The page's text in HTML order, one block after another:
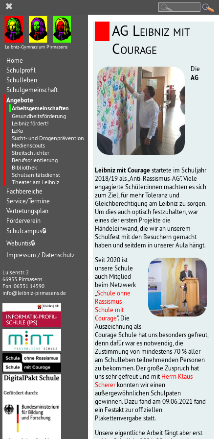
Leibniz-Gymnasium Pirmasens
Home
Schulprofil
Schulleben
Schulgemeinschaft
Angebote
Arbeitsgemeinschaften
Gesundheitsförderung
Leibniz fördert!
LeKo
Sucht- und Drogenprävention
Medienscouts
Streitschlichter
Berufsorientierung
Bibliothek
Schulsanitätsdienst
Theater am Leibniz
Fachbereiche
Service/Termine
Vertretungsplan
Förderverein
Schulcampus🔒
Webuntis🔒
Impressum / Datenschutz
Luisenstr. 2
66953 Pirmasens
Fon: 06331 14590
info@leibniz-pirmasens.de
AG Leibniz mit
Courage
Die
AG
Leibniz mit Couragestartete im Schuljahr
2018/19 als „Anti-Rassismus-AG". Viele
engagierte Schüler:innen machten es sich
zum Ziel, für mehr Toleranz und
Gleichberechtigung am Leibniz zu sorgen.
Um dies auch optisch festzuhalten, war
eines der ersten Projekte die
Händeleinwand, die wir an unserem
Schulfest mit den Besuchern gemacht
haben und seitdem in unserer Aula hängt.
Seit 2020 ist
unsere Schule
auch Mitglied
beim Netzwerk
„Schule ohne
Rassismus -
Schule mit
Courage". Die
Auszeichnung als
Courage Schule hat uns besonders gefreut,
denn dafür war es notwendig, die
Zustimmung von mindestens 70 % aller
am Schulleben teilnehmenden Personen
zu bekommen. Der große Zuspruch hat
uns sehr gefreut und mitHerrn Klaus
Schererkonnten wir einen
außergewöhnlichen Schulpaten
gewinnen. Dazu fand am 09.06.2021 fand
ein Festakt zur offiziellen
Plakettenvergabe statt.
Unsere eigentliche Arbeit fängt aber erst
✖